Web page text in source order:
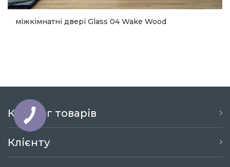
міжкімнатні двері Glass 04 Wake Wood
Каталог товарів
Клієнту